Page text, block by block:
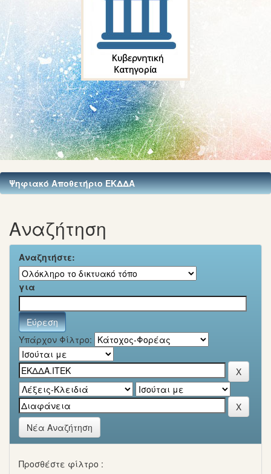
Ψηφιακό Αποθετήριο ΕΚΔΔΑ
Αναζήτηση
Αναζητήστε:
για
Υπάρχον Φίλτρο:
Νέα Αναζήτηση
Προσθέστε φίλτρο :